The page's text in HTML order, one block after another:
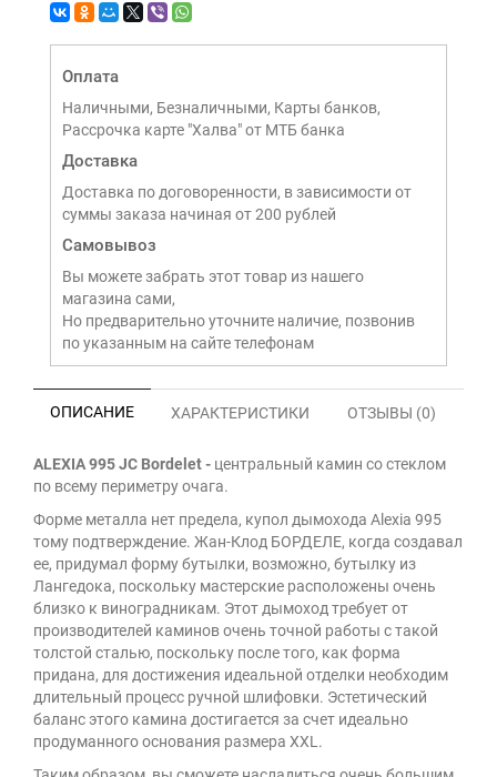
Оплата
Наличными, Безналичными, Карты банков,
Рассрочка карте "Халва" от МТБ банка
Доставка
Доставка по договоренности, в зависимости от
суммы заказа начиная от 200 рублей
Самовывоз
Вы можете забрать этот товар из нашего
магазина сами,
Но предварительно уточните наличие, позвонив
по указанным на сайте телефонам
ОПИСАНИЕ ХАРАКТЕРИСТИКИ ОТЗЫВЫ (0)
ALEXIA 995 JC Bordelet - центральный камин со стеклом
по всему периметру очага.
Форме металла нет предела, купол дымохода Alexia 995
тому подтверждение. Жан-Клод БОРДЕЛЕ, когда создавал
ее, придумал форму бутылки, возможно, бутылку из
Лангедока, поскольку мастерские расположены очень
близко к виноградникам. Этот дымоход требует от
производителей каминов очень точной работы с такой
толстой сталью, поскольку после того, как форма
придана, для достижения идеальной отделки необходим
длительный процесс ручной шлифовки. Эстетический
баланс этого камина достигается за счет идеально
продуманного основания размера XXL.